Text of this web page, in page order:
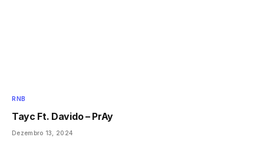
RNB
Tayc Ft. Davido – PrAy
Dezembro 13, 2024